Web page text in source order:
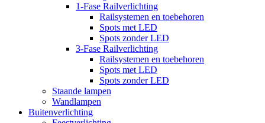
1-Fase Railverlichting
Railsystemen en toebehoren
Spots met LED
Spots zonder LED
3-Fase Railverlichting
Railsystemen en toebehoren
Spots met LED
Spots zonder LED
Staande lampen
Wandlampen
Buitenverlichting